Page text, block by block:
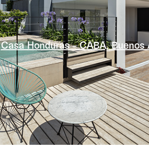
Casa Honduras - CABA, Buenos